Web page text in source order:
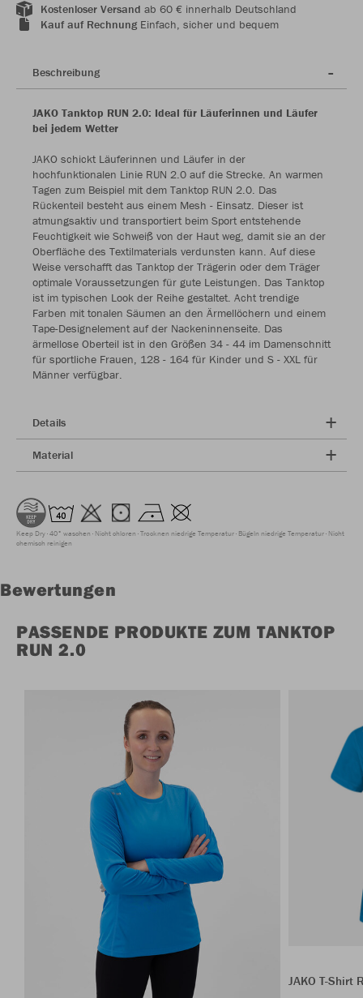
Kostenloser Versand ab 60 € innerhalb Deutschland
Kauf auf RechnungEinfach, sicher und bequem
Beschreibung
JAKO Tanktop RUN 2.0: Ideal für Läuferinnen und Läufer
bei jedem Wetter
JAKO schickt Läuferinnen und Läufer in der
hochfunktionalen Linie RUN 2.0 auf die Strecke. An warmen
Tagen zum Beispiel mit dem Tanktop RUN 2.0. Das
Rückenteil besteht aus einem Mesh - Einsatz. Dieser ist
atmungsaktiv und transportiert beim Sport entstehende
Feuchtigkeit wie Schweiß von der Haut weg, damit sie an der
Oberfläche des Textilmaterials verdunsten kann. Auf diese
Weise verschafft das Tanktop der Trägerin oder dem Träger
optimale Voraussetzungen für gute Leistungen. Das Tanktop
ist im typischen Look der Reihe gestaltet. Acht trendige
Farben mit tonalen Säumen an den Ärmellöchern und einem
Tape-Designelement auf der Nackeninnenseite. Das
ärmellose Oberteil ist in den Größen 34 - 44 im Damenschnitt
für sportliche Frauen, 128 - 164 für Kinder und S - XXL für
Männer verfügbar.
Details
Material
Keep Dry 40° waschen Nicht chloren Trocknen niedrige Temperatur Bügeln niedrige Temperatur Nicht
chemisch reinigen
Bewertungen
PASSENDE PRODUKTE ZUM TANKTOP
RUN 2.0
JAKO T-Shirt